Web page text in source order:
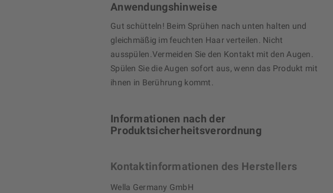
Anwendungshinweise
Gut schütteln! Beim Sprühen nach unten halten und
gleichmäßig im feuchten Haar verteilen. Nicht
ausspülen.Vermeiden Sie den Kontakt mit den Augen.
Spülen Sie die Augen sofort aus, wenn das Produkt mit
ihnen in Berührung kommt.
Informationen nach der
Produktsicherheitsverordnung
Kontaktinformationen des Herstellers
Wella Germany GmbH